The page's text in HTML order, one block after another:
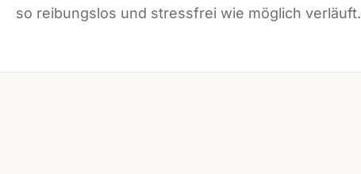
so reibungslos und stressfrei wie möglich verläuft.